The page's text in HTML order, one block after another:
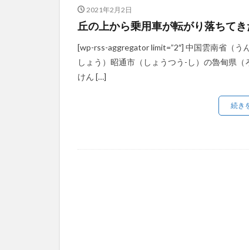
2021年2月2日
丘の上から乗用車が転がり落ちてき
[wp-rss-aggregator limit=”2″] 中国雲南省（う
しょう）昭通市（しょうつう-し）の魯甸県（
けん […]
続き